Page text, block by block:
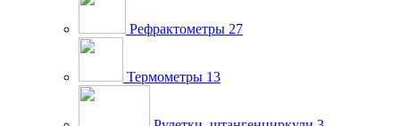
Рефрактометры 27
Термометры 13